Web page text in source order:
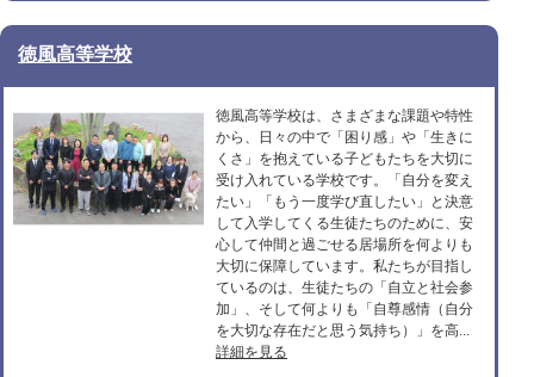
徳風高等学校
徳風高等学校は、さまざまな課題や特性
から、日々の中で「困り感」や「生きに
くさ」を抱えている子どもたちを大切に
受け入れている学校です。「自分を変え
たい」「もう一度学び直したい」と決意
して入学してくる生徒たちのために、安
心して仲間と過ごせる居場所を何よりも
大切に保障しています。私たちが目指し
ているのは、生徒たちの「自立と社会参
加」、そして何よりも「自尊感情（自分
を大切な存在だと思う気持ち）」を高...
詳細を見る